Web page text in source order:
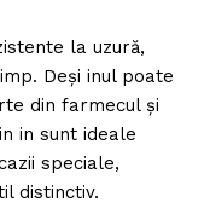
la uzură,
Deși inul poate
din farmecul și
in sunt ideale
speciale,
distinctiv.